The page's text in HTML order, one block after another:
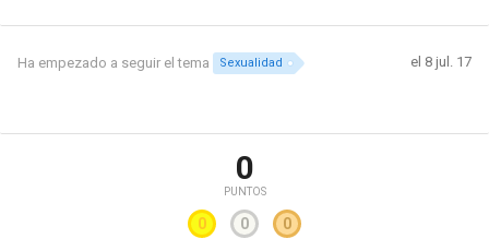
Ha empezado a seguir el tema Sexualidad el 8 jul. 17
0
PUNTOS
0 0 0